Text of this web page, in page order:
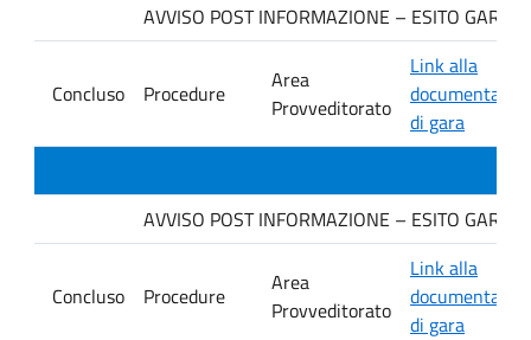
AVVISO POST INFORMAZIONE – ESITO
Concluso Procedure
Area
Provveditorato
Link alla
di gara
AVVISO POST INFORMAZIONE – ESITO
Concluso Procedure
Area
Provveditorato
Link alla
di gara